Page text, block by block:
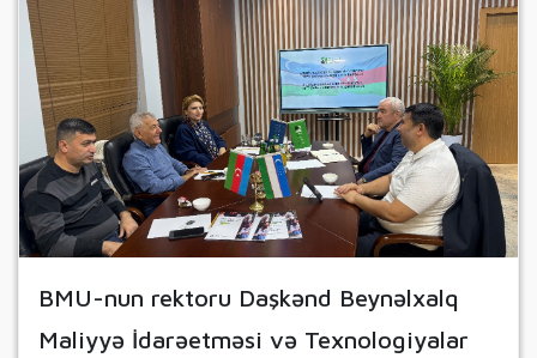
BMU-nun rektoru Daşkənd Beynəlxalq
Maliyyə İdarəetməsi və Texnologiyalar